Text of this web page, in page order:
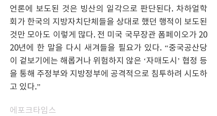
언론에 보도된 것은 빙산의 일각으로 판단된다. 차하얼학
회가 한국의 지방자치단체들을 상대로 했던 행적이 보도된
것만 모아도 이렇게 많다. 전 미국 국무장관 폼페이오가 20
20년에 한 말을 다시 새겨들을 필요가 있다. “중국공산당
이 겉보기에는 해롭거나 위험하지 않은 ‘자매도시’ 협정 등
을 통해 주정부와 지방정부에 공격적으로 침투하려 시도하
고 있다.”
에포크타임스